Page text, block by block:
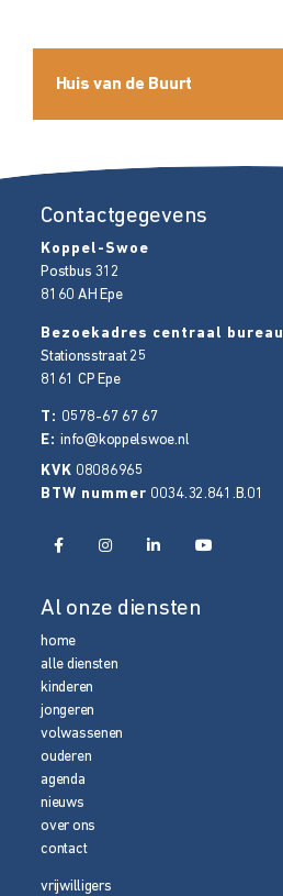
Huis van de Buurt
Contactgegevens
Koppel-Swoe
Postbus 312
8160 AH Epe
Bezoekadres centraal bureau
Stationsstraat 25
8161 CP Epe
T: 0578-67 67 67
E:info@koppelswoe.nl
KVK 08086965
BTW nummer 0034.32.841.B.01
Al onze diensten
home
alle diensten
kinderen
jongeren
volwassenen
ouderen
agenda
nieuws
over ons
contact
vrijwilligers